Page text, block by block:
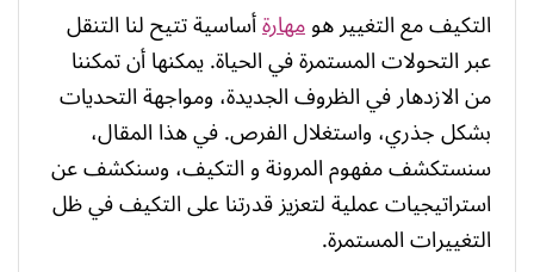
التكيف مع التغيير هومهارةأساسية تتيح لنا التنقل
عبر التحولات المستمرة في الحياة. يمكنها أن تمكننا
من الازدهار في الظروف الجديدة، ومواجهة التحديات
بشكل جذري، واستغلال الفرص. في هذا المقال،
سنستكشف مفهوم المرونة و التكيف، وسنكشف عن
استراتيجيات عملية لتعزيز قدرتنا على التكيف في ظل
التغييرات المستمرة.